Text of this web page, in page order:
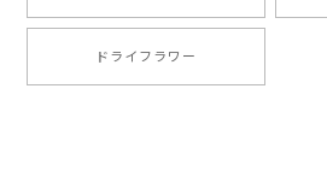
ドライフラワー